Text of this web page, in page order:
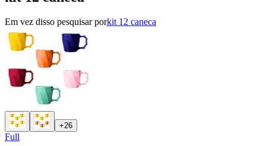
Em vez disso pesquisar porkit 12 caneca
+26
Full